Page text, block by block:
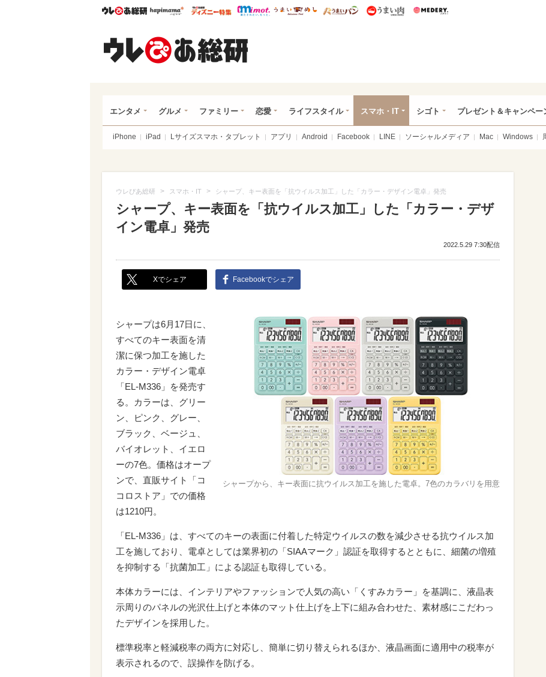
ウレぴあ総研ハピママ* ウレぴあ総研 ディズニー特集
mimot. うまいめし うまいパン うまい肉
エンタメ グルメ ファミリー 恋愛 ライフスタイル スマホ・IT シゴト プレゼント＆キャンペー
iPhone iPad Lサイズスマホ・タブレット アプリ Android Facebook LINE ソーシャルメディア Mac Windows
ウレぴあ総研 > スマホ・IT > シャープ、キー表面を「抗ウイルス加工」した「カラー・デザイン電卓」発売
シャープ、キー表面を「抗ウイルス加工」した「カラー・デザ
イン電卓」発売
2022.5.29 7:30配信
Xでシェア Facebookでシェア
シャープから、キー表面に抗ウイルス加工を施した電卓。7色のカラバリを用意
シャープは6月17日に、
すべてのキー表面を清
潔に保つ加工を施した
カラー・デザイン電卓
「EL-M336」を発売す
る。カラーは、グリー
ン、ピンク、グレー、
ブラック、ベージュ、
バイオレット、イエロ
ーの7色。価格はオープ
ンで、直販サイト「コ
コロストア」での価格
は1210円。
「EL-M336」は、すべてのキーの表面に付着した特定ウイルスの数を減少させる抗ウイルス加
工を施しており、電卓としては業界初の「SIAAマーク」認証を取得するとともに、細菌の増殖
を抑制する「抗菌加工」による認証も取得している。
本体カラーには、インテリアやファッションで人気の高い「くすみカラー」を基調に、液晶表
示周りのパネルの光沢仕上げと本体のマット仕上げを上下に組み合わせた、素材感にこだわっ
たデザインを採用した。
標準税率と軽減税率の両方に対応し、簡単に切り替えられるほか、液晶画面に適用中の税率が
表示されるので、誤操作を防げる。